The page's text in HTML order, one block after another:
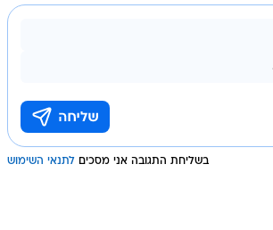
בשליחת התגובה אני מסכים לתנאי השימוש